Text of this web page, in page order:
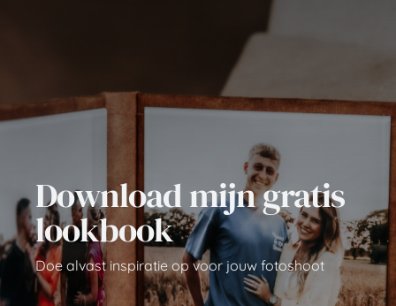
Download mijn gratis
lookbook
Doe alvast inspiratie op voor jouw fotoshoot